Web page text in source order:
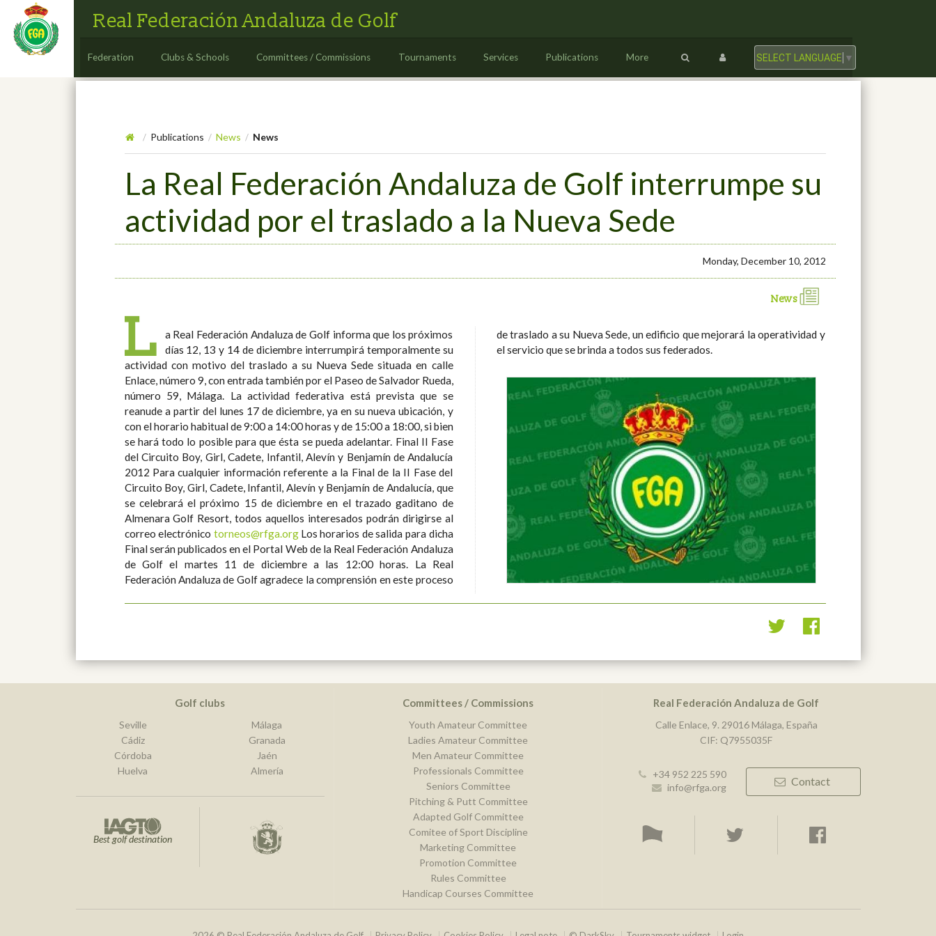
Real Federación Andaluza de Golf
Federation Clubs & Schools Committees / Commissions Tournaments Services Publications More SELECT LANGUAGE ▼
/ Publications / News / News
La Real Federación Andaluza de Golf interrumpe su
actividad por el traslado a la Nueva Sede
Monday, December 10, 2012
News
L
a Real Federación Andaluza de Golf informa que los próximos
días 12, 13 y 14 de diciembre interrumpirá temporalmente su
actividad con motivo del traslado a su Nueva Sede situada en calle
Enlace, número 9, con entrada también por el Paseo de Salvador Rueda,
número 59, Málaga. La actividad federativa está prevista que se
reanude a partir del lunes 17 de diciembre, ya en su nueva ubicación, y
con el horario habitual de 9:00 a 14:00 horas y de 15:00 a 18:00, si bien
se hará todo lo posible para que ésta se pueda adelantar. Final II Fase
del Circuito Boy, Girl, Cadete, Infantil, Alevín y Benjamín de Andalucía
2012 Para cualquier información referente a la Final de la II Fase del
Circuito Boy, Girl, Cadete, Infantil, Alevín y Benjamín de Andalucía, que
se celebrará el próximo 15 de diciembre en el trazado gaditano de
Almenara Golf Resort, todos aquellos interesados podrán dirigirse al
correo electrónico torneos@rfga.orgLos horarios de salida para dicha
Final serán publicados en el Portal Web de la Real Federación Andaluza
de Golf el martes 11 de diciembre a las 12:00 horas. La Real
Federación Andaluza de Golf agradece la comprensión en este proceso
de traslado a su Nueva Sede, un edificio que mejorará la operatividad y
el servicio que se brinda a todos sus federados.
Golf clubs
Seville
Cádiz
Córdoba
Huelva
Málaga
Granada
Jaén
Almería
Best golf destination
Committees / Commissions
Youth Amateur Committee
Ladies Amateur Committee
Men Amateur Committee
Professionals Committee
Seniors Committee
Pitching & Putt Committee
Adapted Golf Committee
Comitee of Sport Discipline
Marketing Committee
Promotion Committee
Rules Committee
Handicap Courses Committee
Real Federación Andaluza de Golf
Calle Enlace, 9. 29016 Málaga, España
CIF: Q7955035F
+34 952 225 590
info@rfga.org
Contact